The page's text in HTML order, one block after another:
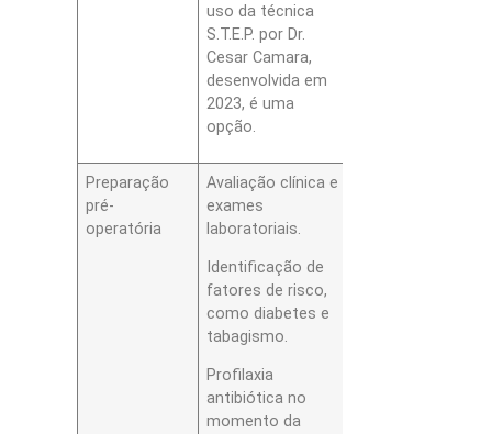
uso da técnica
S.T.E.P. por Dr.
Cesar Camara,
desenvolvida em
2023, é uma
opção.
Preparação
pré-
operatória
Avaliação clínica e
exames
laboratoriais.
Identificação de
fatores de risco,
como diabetes e
tabagismo.
Profilaxia
antibiótica no
momento da